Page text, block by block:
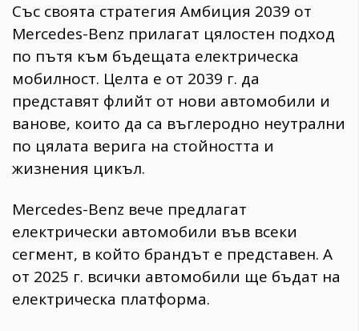
Със своята стратегия Амбиция 2039 от
Mercedes-Benz прилагат цялостен подход
по пътя към бъдещата електрическа
мобилност. Целта е от 2039 г. да
представят флийт от нови автомобили и
ванове, които да са въглеродно неутрални
по цялата верига на стойността и
жизнения цикъл.
Mercedes-Benz вече предлагат
електрически автомобили във всеки
сегмент, в който брандът е представен. А
от 2025 г. всички автомобили ще бъдат на
електрическа платформа.